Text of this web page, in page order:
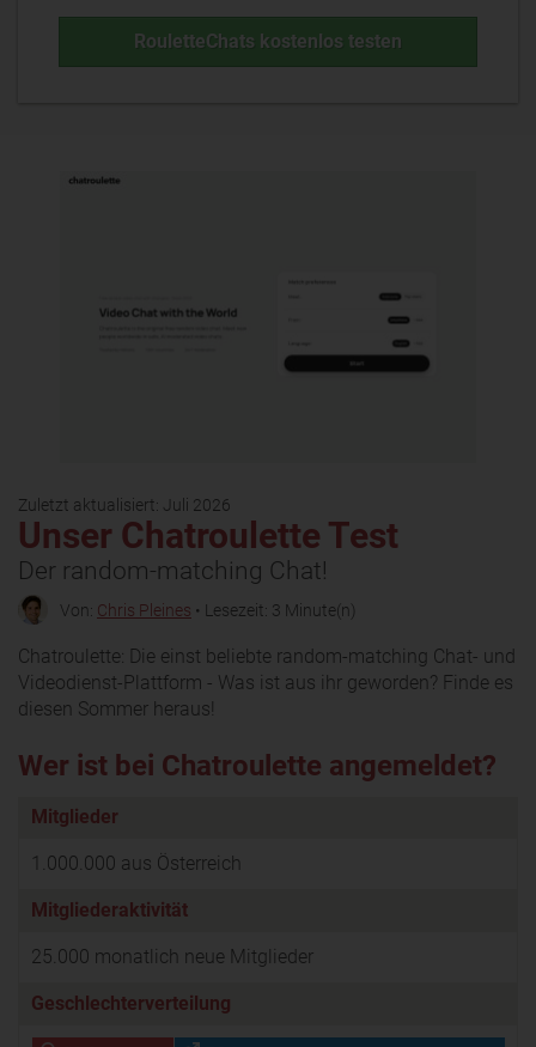
RouletteChats kostenlos testen
Zuletzt aktualisiert: Juli 2026
Unser Chatroulette Test
Der random-matching Chat!
Von: Chris Pleines • Lesezeit: 3 Minute(n)
Chatroulette: Die einst beliebte random-matching Chat- und
Videodienst-Plattform - Was ist aus ihr geworden? Finde es
diesen Sommer heraus!
Wer ist bei Chatroulette angemeldet?
Mitglieder
1.000.000 aus Österreich
Mitgliederaktivität
25.000 monatlich neue Mitglieder
Geschlechterverteilung